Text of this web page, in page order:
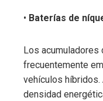
• Baterías de
Los
frecuentemente
vehículos híbridos.
densidad